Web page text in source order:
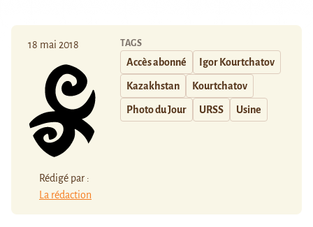
18 mai 2018
Rédigé par :
La rédaction
TAGS
Accès abonné Igor Kourtchatov
Kazakhstan Kourtchatov
Photo du Jour URSS Usine